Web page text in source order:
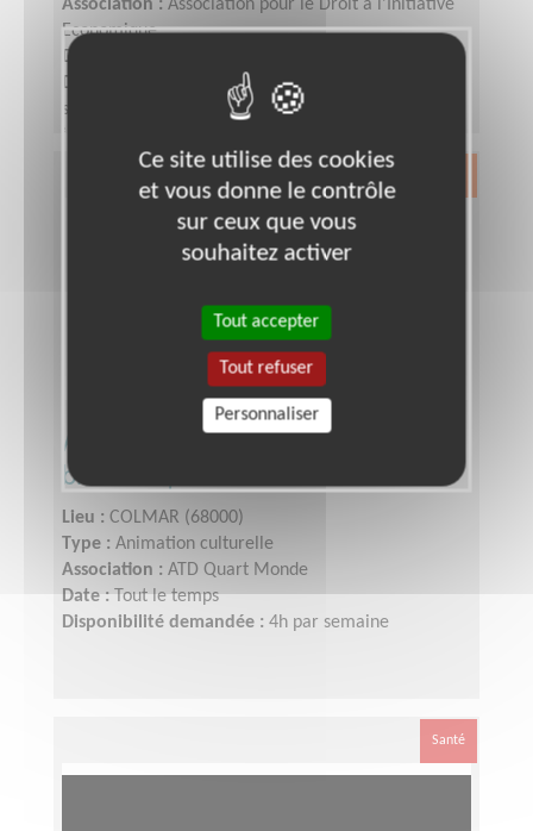
Association : Association pour le Droit à l'Initiative
Economique
Date :
Disponibilité demandée :
Quelques heures par
semaine /mois - Hebdomadaire / mensuelle ;
Animatrice / animateur de
bibliothèque de rue
Lieu : COLMAR (68000)
Type : Animation culturelle
Association : ATD Quart Monde
Date :Tout le temps
Disponibilité demandée : 4h par semaine
Santé
Ce site utilise des cookies
et vous donne le contrôle
sur ceux que vous
souhaitez activer
Tout accepter
Tout refuser
Personnaliser